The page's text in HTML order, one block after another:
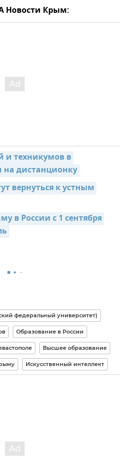
Новости Крым:
и техникумов в
на дистанционку
вернуться к устным
в России с 1 сентября
федеральный университет)
Образование в России
Высшее образование
Искусственный интеллект